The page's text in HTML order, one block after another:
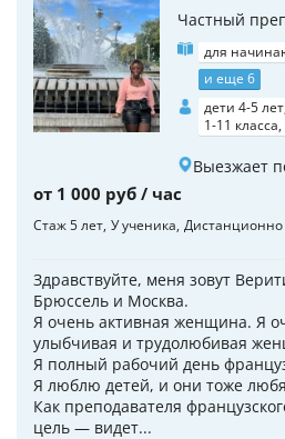
Частный
для
и еще 6
дети 4-5
1-11
Выезжает
от 1 000 руб / час
Стаж 5 лет У ученика Дистанционно
Здравствуйте, меня зовут
Брюссель и Москва.
Я очень активная женщина. Я
улыбчивая и трудолюбивая
Я полный рабочий день
Я люблю детей, и они тоже
Как преподавателя
цель — видет...